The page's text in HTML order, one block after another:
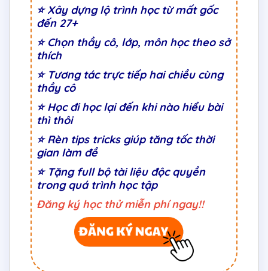
⭐Xây dựng lộ trình học từ mất gốc
đến 27+
⭐ Chọn thầy cô, lớp, môn học theo sở
thích
⭐ Tương tác trực tiếp hai chiều cùng
thầy cô
⭐ Học đi học lại đến khi nào hiểu bài
thì thôi
⭐ Rèn tips tricks giúp tăng tốc thời
gian làm đề
⭐ Tặng full bộ tài liệu độc quyền
trong quá trình học tập
Đăng ký học thử miễn phí ngay!!